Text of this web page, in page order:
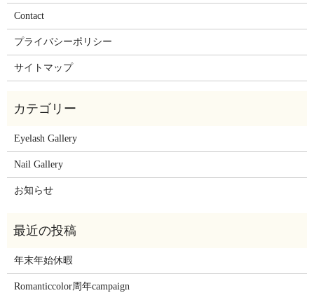
Contact
プライバシーポリシー
サイトマップ
Eyelash Gallery
Nail Gallery
お知らせ
年末年始休暇
Romanticcolor周年campaign